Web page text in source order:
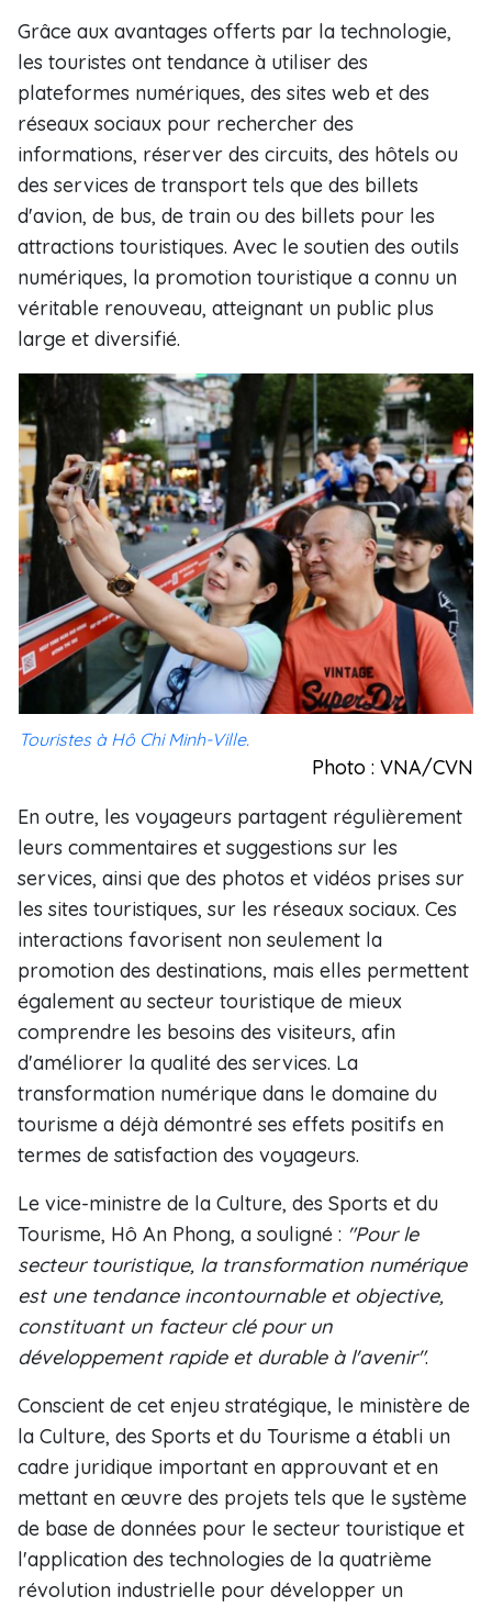
Grâce aux avantages offerts par la technologie,
les touristes ont tendance à utiliser des
plateformes numériques, des sites web et des
réseaux sociaux pour rechercher des
informations, réserver des circuits, des hôtels ou
des services de transport tels que des billets
d'avion, de bus, de train ou des billets pour les
attractions touristiques. Avec le soutien des outils
numériques, la promotion touristique a connu un
véritable renouveau, atteignant un public plus
large et diversifié.
Touristes à Hô Chi Minh-Ville.
Photo : VNA/CVN
En outre, les voyageurs partagent régulièrement
leurs commentaires et suggestions sur les
services, ainsi que des photos et vidéos prises sur
les sites touristiques, sur les réseaux sociaux. Ces
interactions favorisent non seulement la
promotion des destinations, mais elles permettent
également au secteur touristique de mieux
comprendre les besoins des visiteurs, afin
d'améliorer la qualité des services. La
transformation numérique dans le domaine du
tourisme a déjà démontré ses effets positifs en
termes de satisfaction des voyageurs.
Le vice-ministre de la Culture, des Sports et du
Tourisme, Hô An Phong, a souligné : "Pour le
secteur touristique, la transformation numérique
est une tendance incontournable et objective,
constituant un facteur clé pour un
développement rapide et durable à l'avenir".
Conscient de cet enjeu stratégique, le ministère de
la Culture, des Sports et du Tourisme a établi un
cadre juridique important en approuvant et en
mettant en œuvre des projets tels que le système
de base de données pour le secteur touristique et
l'application des technologies de la quatrième
révolution industrielle pour développer un